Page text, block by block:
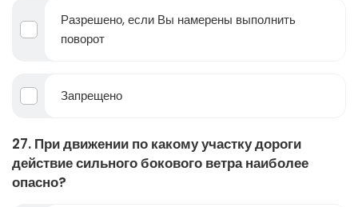
Разрешено, если Вы намерены выполнить
поворот
Запрещено
27. При движении по какому участку дороги
действие сильного бокового ветра наиболее
опасно?